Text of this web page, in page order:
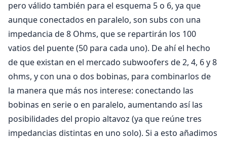
pero válido también para el esquema 5 o 6, ya que
aunque conectados en paralelo, son subs con una
impedancia de 8 Ohms, que se repartirán los 100
vatios del puente (50 para cada uno). De ahí el hecho
de que existan en el mercado subwoofers de 2, 4, 6 y 8
ohms, y con una o dos bobinas, para combinarlos de
la manera que más nos interese: conectando las
bobinas en serie o en paralelo, aumentando así las
posibilidades del propio altavoz (ya que reúne tres
impedancias distintas en uno solo). Si a esto añadimos